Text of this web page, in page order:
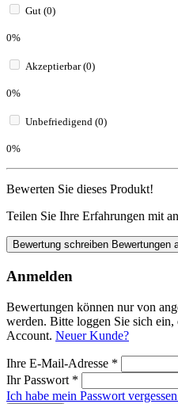
Gut (0)
0%
Akzeptierbar (0)
0%
Unbefriedigend (0)
0%
Bewerten Sie dieses Produkt!
Teilen Sie Ihre Erfahrungen mit
Bewertung schreiben Bewertungen
Anmelden
Bewertungen können nur von
werden. Bitte loggen Sie sich ein,
Account. Neuer Kunde?
Ihre E-Mail-Adresse *
Ihr Passwort *
Ich habe mein Passwort